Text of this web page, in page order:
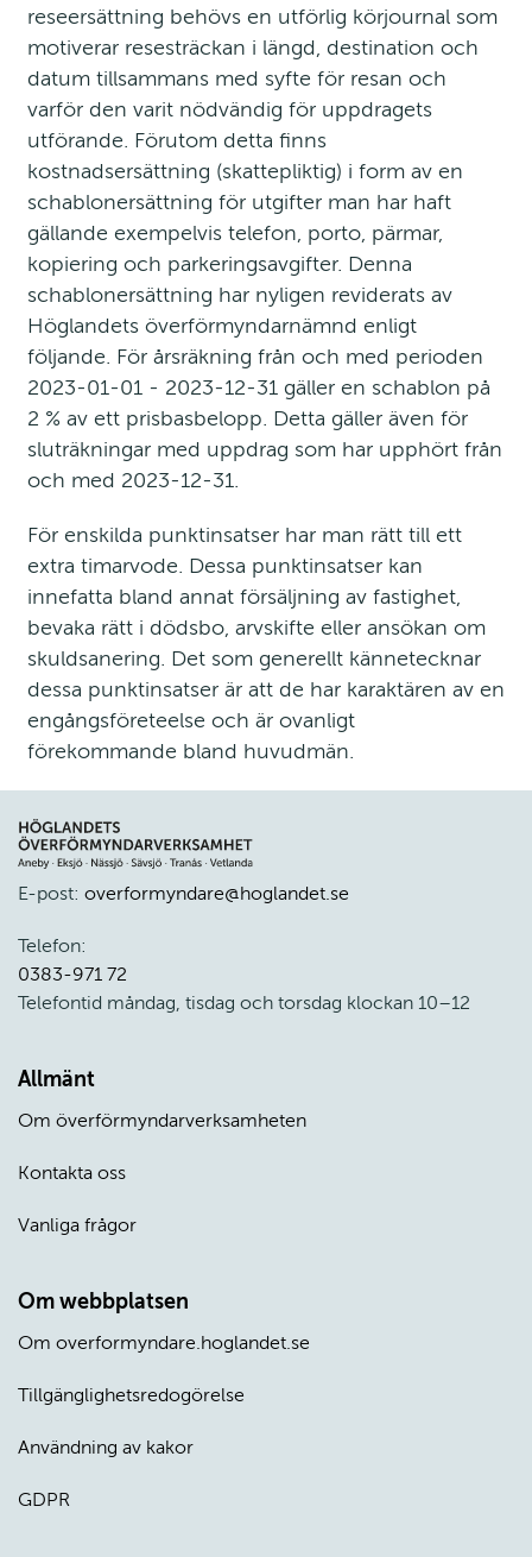
reseersättning behövs en utförlig körjournal som
motiverar resesträckan i längd, destination och
datum tillsammans med syfte för resan och
varför den varit nödvändig för uppdragets
utförande. Förutom detta finns
kostnadsersättning (skattepliktig) i form av en
schablonersättning för utgifter man har haft
gällande exempelvis telefon, porto, pärmar,
kopiering och parkeringsavgifter. Denna
schablonersättning har nyligen reviderats av
Höglandets överförmyndarnämnd enligt
följande. För årsräkning från och med perioden
2023-01-01 - 2023-12-31 gäller en schablon på
2 % av ett prisbasbelopp. Detta gäller även för
sluträkningar med uppdrag som har upphört från
och med 2023-12-31.
För enskilda punktinsatser har man rätt till ett
extra timarvode. Dessa punktinsatser kan
innefatta bland annat försäljning av fastighet,
bevaka rätt i dödsbo, arvskifte eller ansökan om
skuldsanering. Det som generellt kännetecknar
dessa punktinsatser är att de har karaktären av en
engångsföreteelse och är ovanligt
förekommande bland huvudmän.
E-post: overformyndare@hoglandet.se
Telefon:
0383-971 72
Telefontid måndag, tisdag och torsdag klockan 10–12
Allmänt
Om överförmyndarverksamheten
Kontakta oss
Vanliga frågor
Om webbplatsen
Om overformyndare.hoglandet.se
Tillgänglighetsredogörelse
Användning av kakor
GDPR